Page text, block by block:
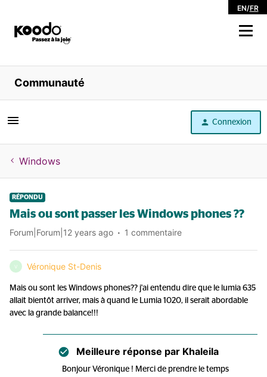
EN/FR
Magasiner
Libre service
Aide
Communauté
Connexion
Windows
RÉPONDU
Mais ou sont passer les Windows phones ??
Forum|Forum|12 years ago 1 commentaire
V Véronique St-Denis
Mais ou sont les Windows phones?? j'ai entendu dire que le lumia 635
allait bientôt arriver, mais à quand le Lumia 1020, il serait abordable
avec la grande balance!!!
Meilleure réponse par Khaleila
Bonjour Véronique ! Merci de prendre le temps